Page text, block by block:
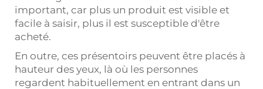
important, car plus un produit est visible et
facile à saisir, plus il est susceptible d'être
acheté.
En outre, ces présentoirs peuvent être placés à
hauteur des yeux, là où les personnes
regardent habituellement en entrant dans un